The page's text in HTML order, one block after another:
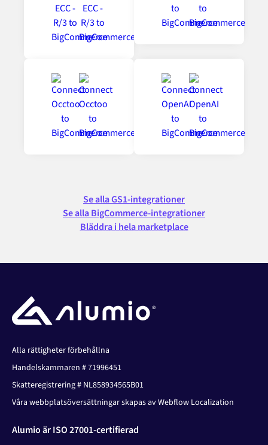
Se alla GS1-integrationer
Se alla BigCommerce-integrationer
Bläddra i hela marketplace
Alla rättigheter förbehållna
Handelskammaren # 71996451
Skatteregistrering # NL858934565B01
Våra webbplatsöversättningar skapas av Webflow Localization
Alumio är ISO 27001-certifierad